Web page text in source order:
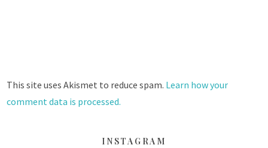
This site uses Akismet to reduce spam. Learn how your
comment data is processed.
INSTAGRAM